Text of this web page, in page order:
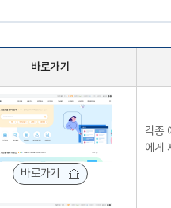
바로가기
바로가기
각종
에게